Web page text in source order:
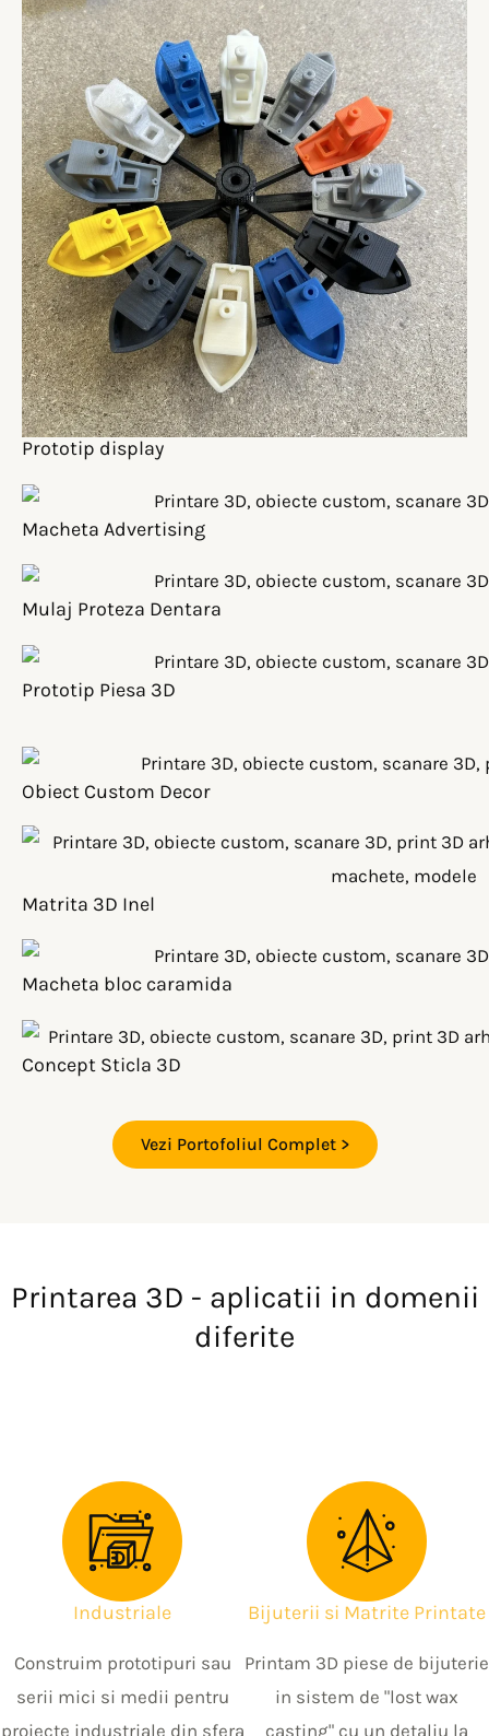
Prototip display
Macheta Advertising
Mulaj Proteza Dentara
Prototip Piesa 3D
Obiect Custom Decor
Matrita 3D Inel
Macheta bloc caramida
Concept Sticla 3D
Vezi Portofoliul Complet >
Printarea 3D - aplicatii in domenii
diferite
Industriale
Construim prototipuri sau
serii mici si medii pentru
proiecte industriale din sfera
Bijuterii si Matrite Printate
Printam 3D piese de bijuterie
in sistem de "lost wax
casting" cu un detaliu la